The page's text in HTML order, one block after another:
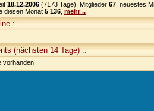
18.12.2006 (7173 Tage), Mitglieder 67 , neuestes
diesen Monat 5 136 mehr ..
:.
(nächsten 14 Tage) :.
vorhanden